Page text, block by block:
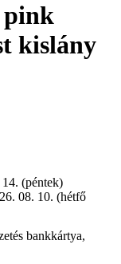
pink
kislány
(péntek)
08. 10. (hétfő
bankkártya,